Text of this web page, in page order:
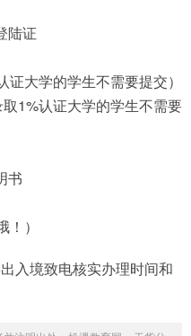
陆证
大学的学生不需要提交）
1%认证大学的学生不需要
书
）
入境致电核实办理时间和